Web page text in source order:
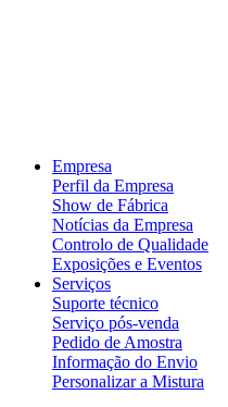
Empresa
Perfil da Empresa
Show de Fábrica
Notícias da Empresa
Controlo de Qualidade
Exposições e Eventos
Serviços
Suporte técnico
Serviço pós-venda
Pedido de Amostra
Informação do Envio
Personalizar a Mistura